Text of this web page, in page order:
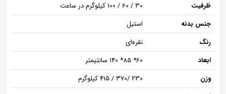
ظرفیت
30 / 60 / 100 کیلوگرم در ساعت
جنس بدنه
استیل
رنگ
نقره‌ای
ابعاد
60* 85* 140 سانتیمتر
وزن
230 /370 / 415 کیلوگرم